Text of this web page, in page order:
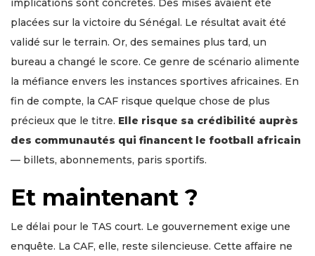
implications sont concrètes. Des mises avaient été
placées sur la victoire du Sénégal. Le résultat avait été
validé sur le terrain. Or, des semaines plus tard, un
bureau a changé le score. Ce genre de scénario alimente
la méfiance envers les instances sportives africaines. En
fin de compte, la CAF risque quelque chose de plus
précieux que le titre. Elle risque sa crédibilité auprès
des communautés qui financent le football africain
— billets, abonnements, paris sportifs.
Et maintenant ?
Le délai pour le TAS court. Le gouvernement exige une
enquête. La CAF, elle, reste silencieuse. Cette affaire ne